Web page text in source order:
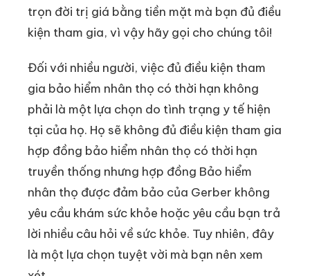
trọn đời trị giá bằng tiền mặt mà bạn đủ điều
kiện tham gia, vì vậy hãy gọi cho chúng tôi!
Đối với nhiều người, việc đủ điều kiện tham
gia bảo hiểm nhân thọ có thời hạn không
phải là một lựa chọn do tình trạng y tế hiện
tại của họ. Họ sẽ không đủ điều kiện tham gia
hợp đồng bảo hiểm nhân thọ có thời hạn
truyền thống nhưng hợp đồng Bảo hiểm
nhân thọ được đảm bảo của Gerber không
yêu cầu khám sức khỏe hoặc yêu cầu bạn trả
lời nhiều câu hỏi về sức khỏe. Tuy nhiên, đây
là một lựa chọn tuyệt vời mà bạn nên xem